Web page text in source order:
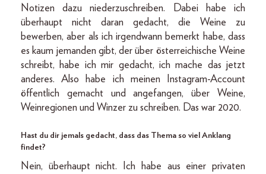
Notizen dazu niederzuschreiben. Dabei habe ich
überhaupt nicht daran gedacht, die Weine zu
bewerben, aber als ich irgendwann bemerkt habe, dass
es kaum jemanden gibt, der über österreichische Weine
schreibt, habe ich mir gedacht, ich mache das jetzt
anderes. Also habe ich meinen Instagram-Account
öffentlich gemacht und angefangen, über Weine,
Weinregionen und Winzer zu schreiben. Das war 2020.
Hast du dir jemals gedacht, dass das Thema so viel Anklang
findet?
Nein, überhaupt nicht. Ich habe aus einer privaten